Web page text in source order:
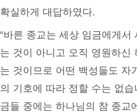
확실하게 대답하였다.
“바른 종교는 세상 임금에게서
는 것이 아니고 오직 영원하신
는 것이므로 어떤 백성들도 자
의 기호에 따라 정할 수는 없
금들 중에는 하나님의 참 종교